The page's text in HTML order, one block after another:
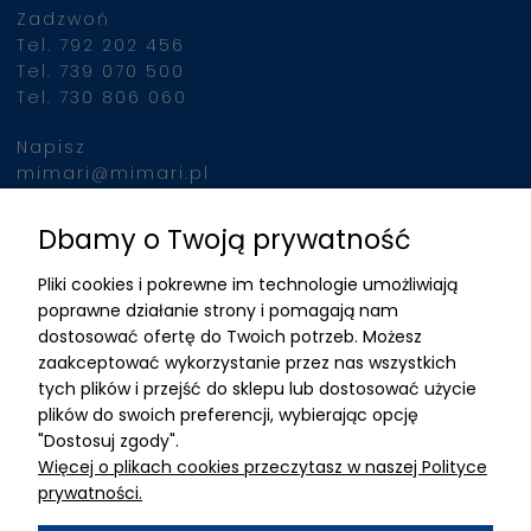
automatycznie, nie
operatora. To pozwala
efektywne
czasu personelu i
liczby
zabiegów.
Zadzwoń
Tel. 792 202 456
Tel. 739 070 500
Tel. 730 806 060
Napisz
mimari@mimari.pl
Znajdziesz nas
ADRES
MIMARI sp z o.o.
ul. Kurkowa 12
50-210 Wrocław
Dane rejestracyjne
NIP:8982325327
Dbamy o Twoją prywatność
Pliki cookies i pokrewne im technologie umożliwiają
poprawne działanie strony i pomagają nam
dostosować ofertę do Twoich potrzeb. Możesz
zaakceptować wykorzystanie przez nas wszystkich
tych plików i przejść do sklepu lub dostosować użycie
plików do swoich preferencji, wybierając opcję
"Dostosuj zgody".
Więcej o plikach cookies przeczytasz w naszej Polityce
prywatności.